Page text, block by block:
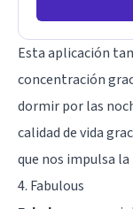
Esta aplicación
concentración
dormir por las
calidad de vida
que nos impulsa
4. Fabulous